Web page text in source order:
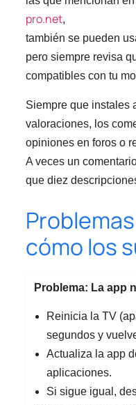
pro.net,
también se pueden
pero siempre revisa
compatibles con tu
Siempre que instales
valoraciones, los
opiniones en foros o
A veces un
que diez
cómo los
Problema: La app
Reinicia la TV
segundos y
Actualiza la app
aplicaciones.
Si sigue igual,